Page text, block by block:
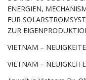
ENERGIEN,
FÜR
ZUR
VIETNAM –
VIETNAM –